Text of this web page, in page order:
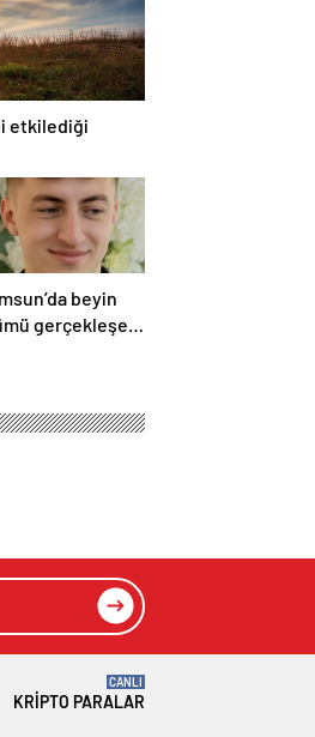
etkilediği
beyin
gerçekleşen
KRIPTO PARALAR
CANLI